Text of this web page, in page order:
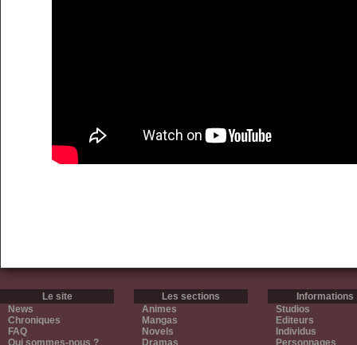
Le site
News
Chroniques
FAQ
Qui sommes-nous ?
Les sections
Animes
Mangas
Novels
Dramas
Informations
Studios
Editeurs
Individus
Personnages